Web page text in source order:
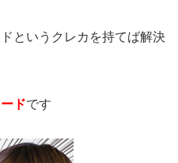
というクレカを持てば解決
ドです